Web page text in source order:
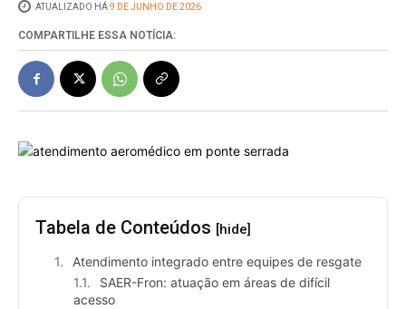
ATUALIZADO HÁ9 DE JUNHO DE 2026
COMPARTILHE ESSA NOTÍCIA:
Tabela de Conteúdos [hide]
Atendimento integrado entre equipes de resgate
SAER-Fron: atuação em áreas de difícil
acesso